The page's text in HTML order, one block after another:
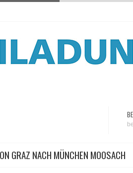
GRAZ NACH MÜNCHEN MOOSACH